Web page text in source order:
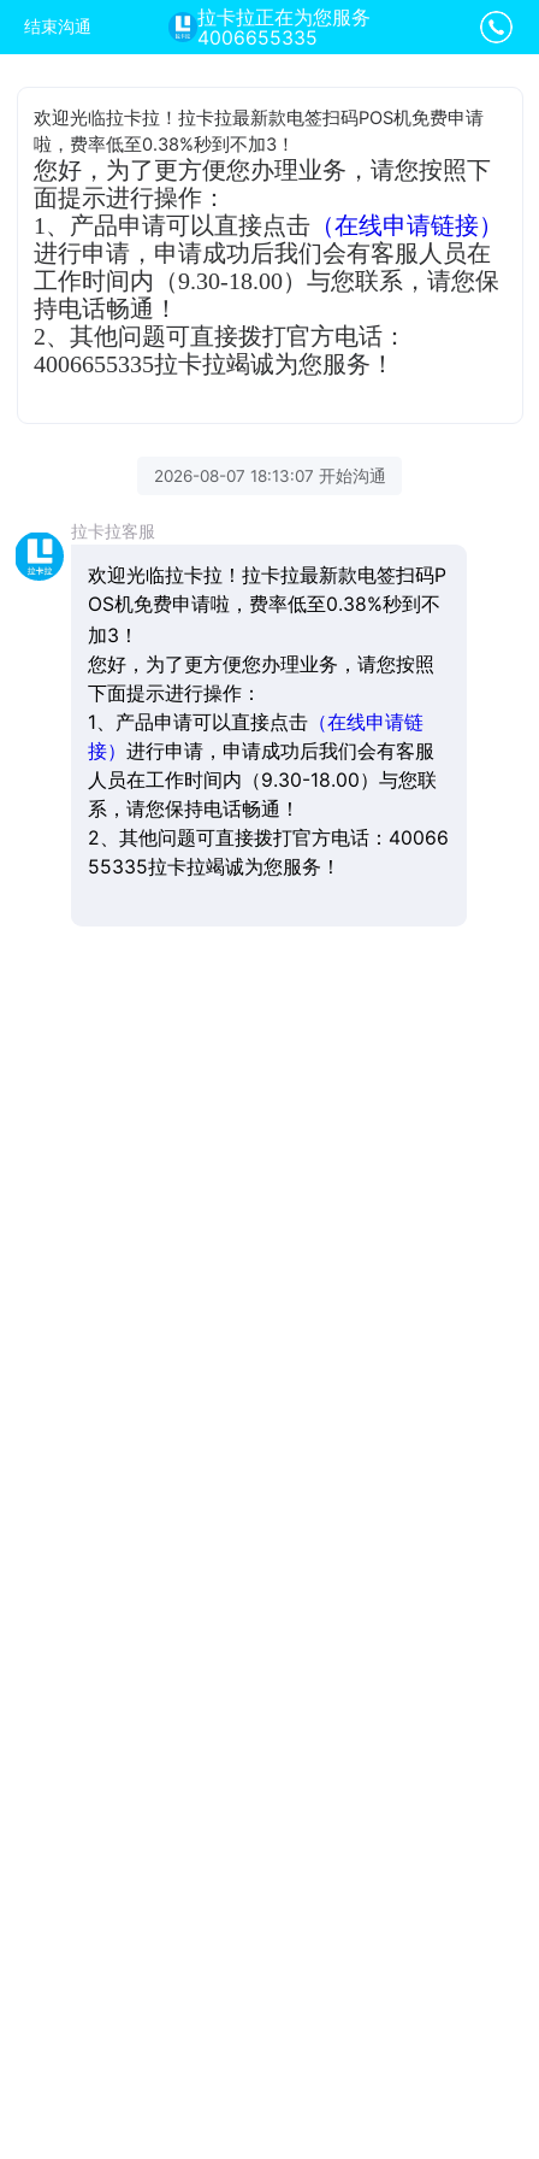
结束沟通
拉卡拉正在为您服务
4006655335
欢迎光临拉卡拉！拉卡拉最新款电签扫码POS机免费申请
啦，费率低至0.38%秒到不加3！
您好，为了更方便您办理业务，请您按照下
面提示进行操作：
1、产品申请可以直接点击 （在线申请链接）
进行申请，申请成功后我们会有客服人员在
工作时间内（9.30-18.00）与您联系，请您保
持电话畅通！
2、其他问题可直接拨打官方电话：
4006655335拉卡拉竭诚为您服务！
2026-08-07 18:13:07 开始沟通
拉卡拉客服
欢迎光临拉卡拉！拉卡拉最新款电签扫码P
OS机免费申请啦，费率低至0.38%秒到不
加3！
您好，为了更方便您办理业务，请您按照
下面提示进行操作：
1、产品申请可以直接点击（在线申请链
接） 进行申请，申请成功后我们会有客服
人员在工作时间内（9.30-18.00）与您联
系，请您保持电话畅通！
2、其他问题可直接拨打官方电话：40066
55335拉卡拉竭诚为您服务！